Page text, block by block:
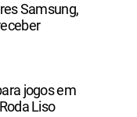
Samsung,
jogos em
Liso